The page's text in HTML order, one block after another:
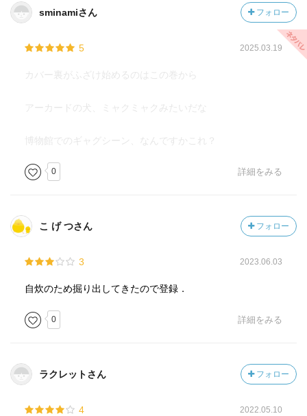
sminamiさん フォロー
5 2025.03.19
カバー裏がふざけ始めるのはこの巻から
アーカードの犬、ミャクミャクみたいだな
博物館でのギャグシーン、なんですかこれ？
0 詳細をみる
こ げ つさん フォロー
3 2023.06.03
自炊のため掘り出してきたので登録．
0 詳細をみる
ラクレットさん フォロー
4 2022.05.10